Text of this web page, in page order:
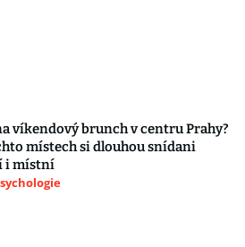
víkendový brunch v centru Prahy?
místech si dlouhou snídani
i místní